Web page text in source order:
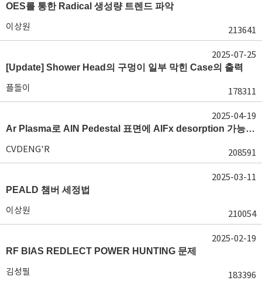
OES를 통한 Radical 생성량 트렌드 파악
이상원 213641
[Update] Shower Head의 구멍이 일부 막힌 Case의 출력
플돌이 178311
2025-07-25
Ar Plasma로 AlN Pedestal 표면에 AlFx desorption 가능 여부가 궁금합니다.
CVDENG'R 208591
2025-04-19
PEALD 챔버 세정법
이상원 210054
2025-03-11
RF BIAS REDLECT POWER HUNTING 문제
김성필 183396
2025-02-19